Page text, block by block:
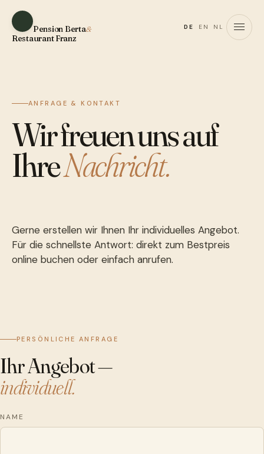
Pension Berta&
Restaurant Franz
DE EN NL
ANFRAGE & KONTAKT
Wir freuen uns auf
IhreNachricht.
Gerne erstellen wir Ihnen Ihr individuelles Angebot.
Für die schnellste Antwort: direkt zum Bestpreis
online buchen oder einfach anrufen.
PERSÖNLICHE ANFRAGE
Ihr Angebot —
individuell.
NAME